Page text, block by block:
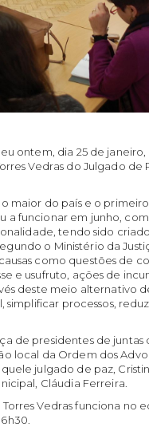
ontem, dia 25 de
Vedras do Julgado de
maior do país e o
funcionar em junho, com
tendo sido
o Ministério da
como questões de
e usufruto, ações de
deste meio alternativo
processos,
de presidentes de juntas
local da Ordem dos
julgado de paz,
Cláudia Ferreira.
Vedras funciona no